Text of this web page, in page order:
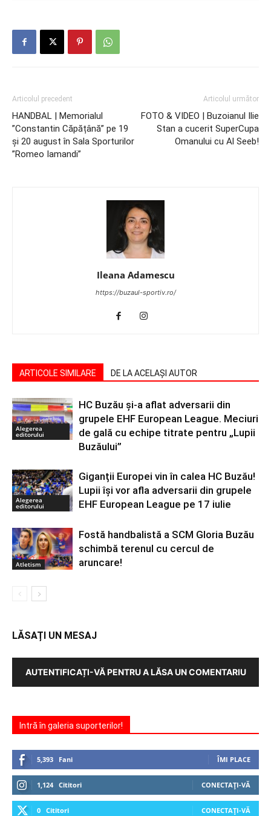
Articolul precedent
HANDBAL | Memorialul
”Constantin Căpățână” pe 19
și 20 august în Sala Sporturilor
”Romeo Iamandi”
Articolul următor
FOTO & VIDEO | Buzoianul Ilie
Stan a cucerit SuperCupa
Omanului cu Al Seeb!
Ileana Adamescu
https://buzaul-sportiv.ro/
ARTICOLE SIMILARE DE LA ACELAȘI AUTOR
Alegerea
editorului
HC Buzău și-a aflat adversarii din
grupele EHF European League. Meciuri
de gală cu echipe titrate pentru „Lupii
Buzăului”
Alegerea
editorului
Giganții Europei vin în calea HC Buzău!
Lupii își vor afla adversarii din grupele
EHF European League pe 17 iulie
Atletism
Fostă handbalistă a SCM Gloria Buzău
schimbă terenul cu cercul de
aruncare!
LĂSAȚI UN MESAJ
AUTENTIFICAȚI-VĂ PENTRU A LĂSA UN COMENTARIU
Intră în galeria suporterilor!
5,393 Fani ÎMI PLACE
1,124 Cititori CONECTAȚI-VĂ
0 Cititori CONECTAȚI-VĂ